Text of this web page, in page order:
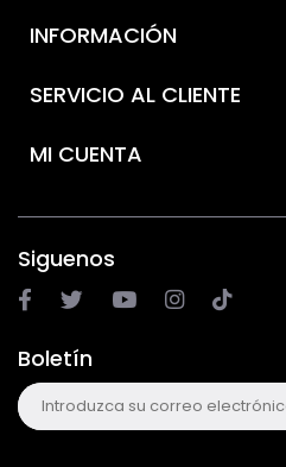
INFORMACIÓN
SERVICIO AL CLIENTE
MI CUENTA
Siguenos
Boletín